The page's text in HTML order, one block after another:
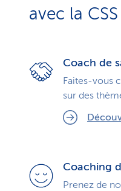
avec la CSS
Coach de
Faites-vous
sur des
Coaching
Prenez de